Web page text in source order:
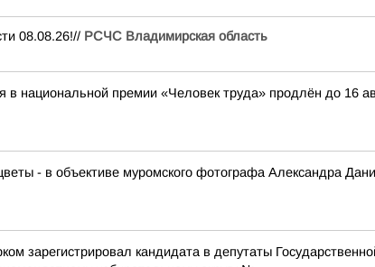
08.08.26!// РСЧС Владимирская область
в национальной премии «Человек труда» продлён до 16
- в объективе муромского фотографа Александра
зарегистрировал кандидата в депутаты